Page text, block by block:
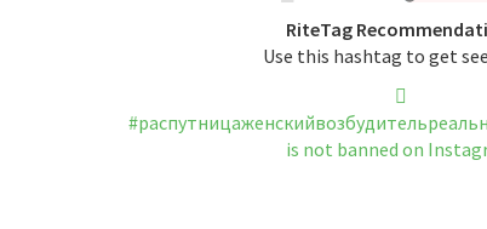
RiteTag
Use this hashtag to get
is not banned on